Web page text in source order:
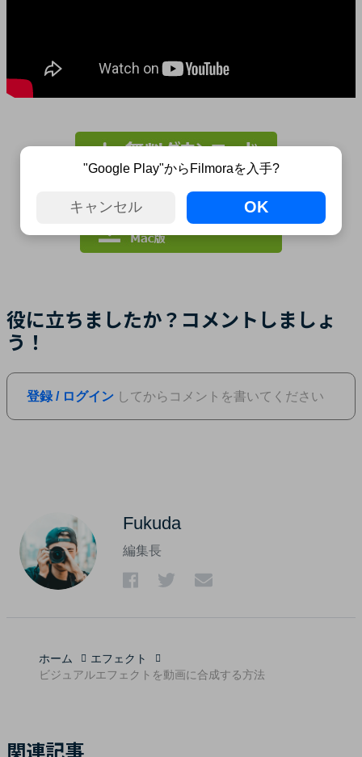
役に立ちましたか？コメントしましょ
う！
登録 / ログイン してからコメントを書いてください
Fukuda
編集長
ホーム
エフェクト
ビジュアルエフェクトを動画に合成する方法
関連記事
"Google Play"からFilmoraを入手?
キャンセル OK